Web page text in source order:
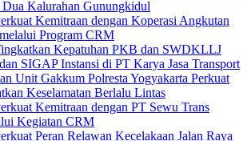
Kalurahan Gunungkidul
Kemitraan dengan Koperasi Angkutan
Program CRM
Kepatuhan PKB dan SWDKLLJ
SIGAP Instansi di PT Karya Jasa Transport
Unit Gakkum Polresta Yogyakarta Perkuat
Keselamatan Berlalu Lintas
Kemitraan dengan PT Sewu Trans
Kegiatan CRM
Peran Relawan Kecelakaan Jalan Raya